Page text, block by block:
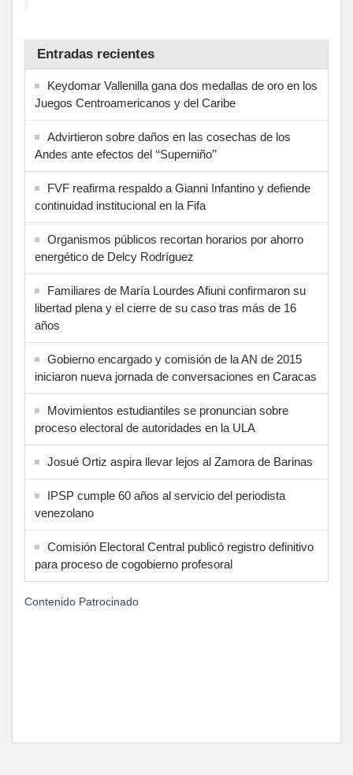
Entradas recientes
Keydomar Vallenilla gana dos medallas de oro en los
Juegos Centroamericanos y del Caribe
Advirtieron sobre daños en las cosechas de los
Andes ante efectos del ‘‘Superniño’’
FVF reafirma respaldo a Gianni Infantino y defiende
continuidad institucional en la Fifa
Organismos públicos recortan horarios por ahorro
energético de Delcy Rodríguez
Familiares de María Lourdes Afiuni confirmaron su
libertad plena y el cierre de su caso tras más de 16
años
Gobierno encargado y comisión de la AN de 2015
iniciaron nueva jornada de conversaciones en Caracas
Movimientos estudiantiles se pronuncian sobre
proceso electoral de autoridades en la ULA
Josué Ortiz aspira llevar lejos al Zamora de Barinas
IPSP cumple 60 años al servicio del periodista
venezolano
Comisión Electoral Central publicó registro definitivo
para proceso de cogobierno profesoral
Contenido Patrocinado